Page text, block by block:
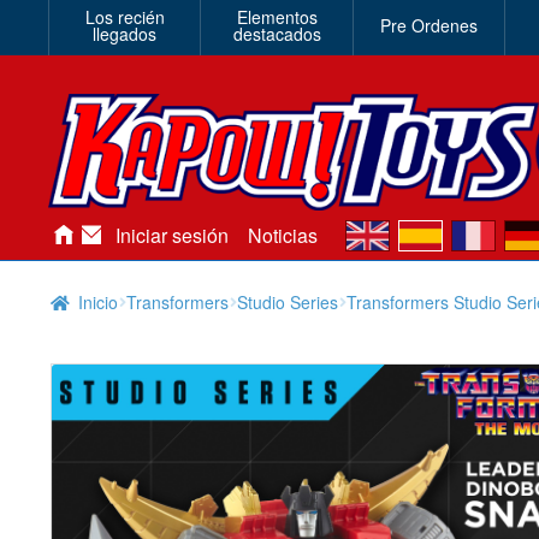
Los recién
llegados
Elementos
destacados Pre Ordenes
Iniciar sesión Noticias en es de
Inicio Transformers Studio Series Transformers Studio